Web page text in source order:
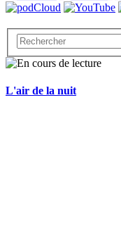
L'air de la nuit